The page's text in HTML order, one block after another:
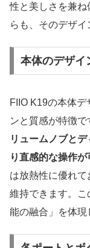
性と美しさを兼
らも、そのデザイ
本体のデザイ
FIIO K19の本体
ンと質感が特徴で
リュームノブと
り直感的な操作が
は放熱性に優れ
維持できます。
能の融合」を体現